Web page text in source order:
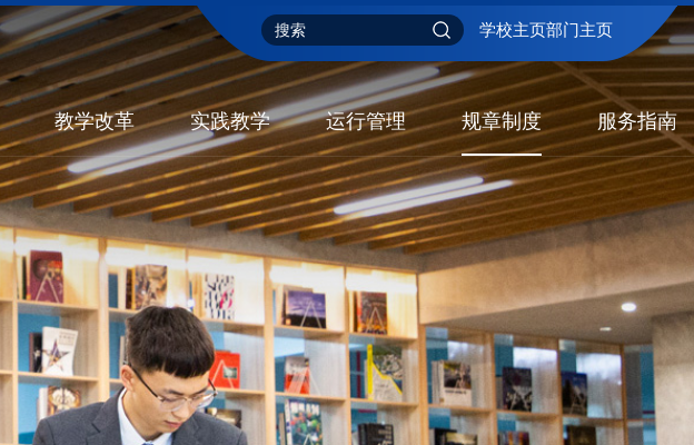
学校主页部门主页
教学改革 实践教学 运行管理 规章制度 服务指南